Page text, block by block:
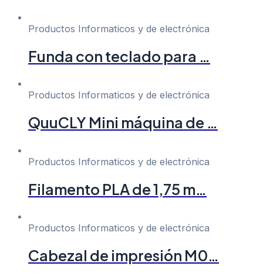
Productos Informaticos y de electrónica
Funda con teclado para …
Productos Informaticos y de electrónica
QuuCLY Mini máquina de …
Productos Informaticos y de electrónica
Filamento PLA de 1,75 m…
Productos Informaticos y de electrónica
Cabezal de impresión M0…